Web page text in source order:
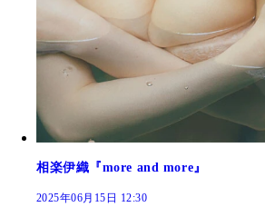
相楽伊織『more and more』
2025年06月15日 12:30